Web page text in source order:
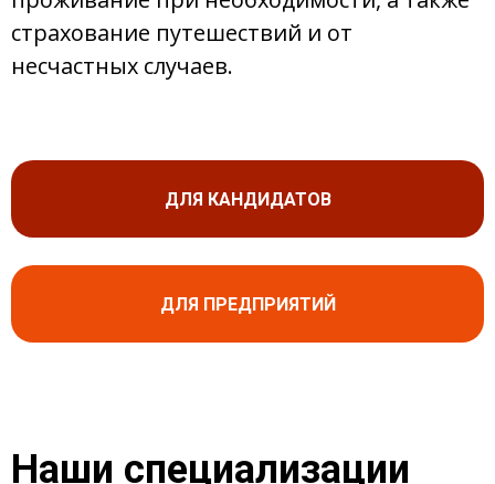
страхование путешествий и от
несчастных случаев.
ДЛЯ КАНДИДАТОВ
ДЛЯ ПРЕДПРИЯТИЙ
Наши специализации